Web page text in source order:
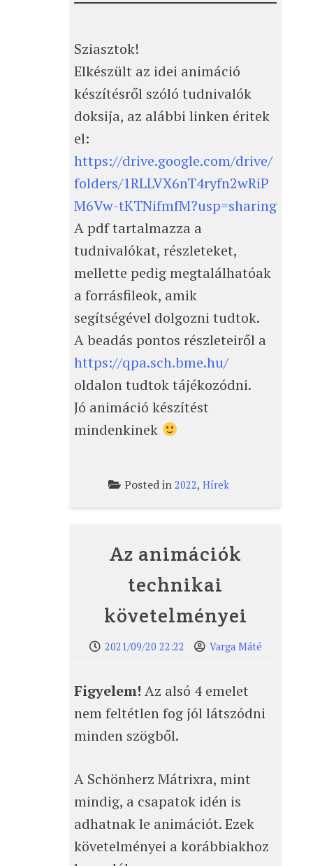
Sziasztok!
Elkészült az idei animáció
készítésről szóló tudnivalók
doksija, az alábbi linken éritek
el:
https://drive.google.com/drive/
folders/1RLLVX6nT4ryfn2wRiP
M6Vw-tKTNifmfM?usp=sharing
A pdf tartalmazza a
tudnivalókat, részleteket,
mellette pedig megtalálhatóak
a forrásfileok, amik
segítségével dolgozni tudtok.
A beadás pontos részleteiről a
https://qpa.sch.bme.hu/
oldalon tudtok tájékozódni.
Jó animáció készítést
mindenkinek
Posted in 2022, Hírek
Az animációk
technikai
követelményei
2021/09/20 22:22 Varga Máté
Figyelem! Az alsó 4 emelet
nem feltétlen fog jól látszódni
minden szögből.
A Schönherz Mátrixra, mint
mindig, a csapatok idén is
adhatnak le animációt. Ezek
követelményei a korábbiakhoz